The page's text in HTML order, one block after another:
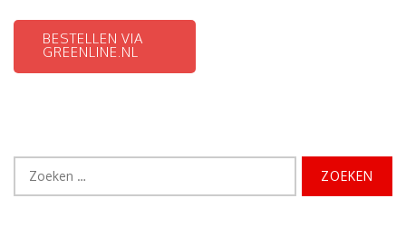
BESTELLEN VIA
GREENLINE.NL
naar: